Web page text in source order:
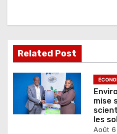
e
l
’
a
t
Related Post
mise
les
Août